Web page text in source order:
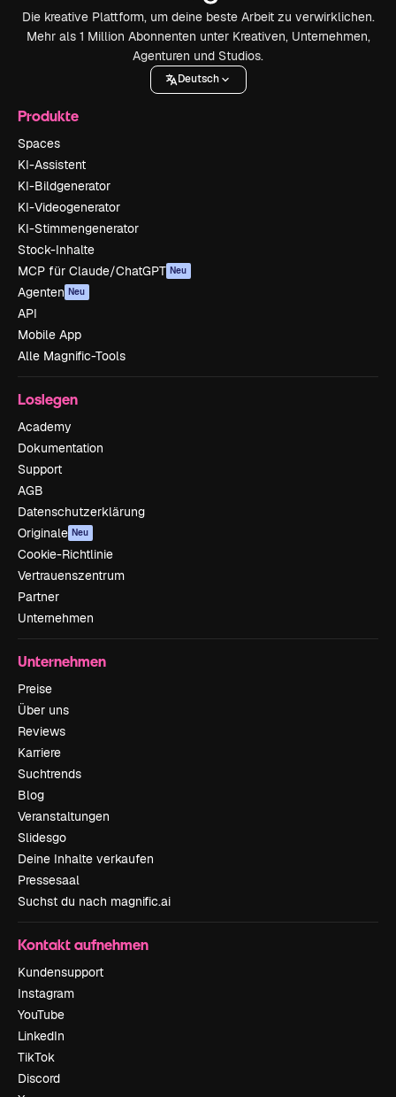
Die kreative Plattform, um deine beste Arbeit zu verwirklichen.
Mehr als 1 Million Abonnenten unter Kreativen, Unternehmen,
Agenturen und Studios.
Deutsch
Produkte
Spaces
KI-Assistent
KI-Bildgenerator
KI-Videogenerator
KI-Stimmengenerator
Stock-Inhalte
MCP für Claude/ChatGPT Neu
Agenten Neu
API
Mobile App
Alle Magnific-Tools
Loslegen
Academy
Dokumentation
Support
AGB
Datenschutzerklärung
Originale Neu
Cookie-Richtlinie
Vertrauenszentrum
Partner
Unternehmen
Unternehmen
Preise
Über uns
Reviews
Karriere
Suchtrends
Blog
Veranstaltungen
Slidesgo
Deine Inhalte verkaufen
Pressesaal
Suchst du nach magnific.ai
Kontakt aufnehmen
Kundensupport
Instagram
YouTube
LinkedIn
TikTok
Discord